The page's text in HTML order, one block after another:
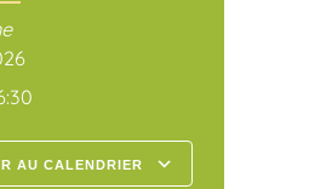
AU CALENDRIER